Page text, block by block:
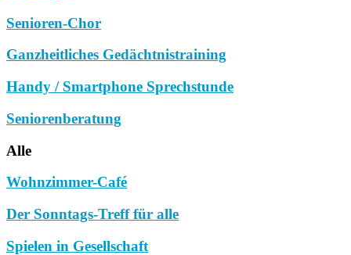
Senioren-Chor
Ganzheitliches Gedächtnistraining
Handy / Smartphone Sprechstunde
Seniorenberatung
Alle
Wohnzimmer-Café
Der Sonntags-Treff für alle
Spielen in Gesellschaft